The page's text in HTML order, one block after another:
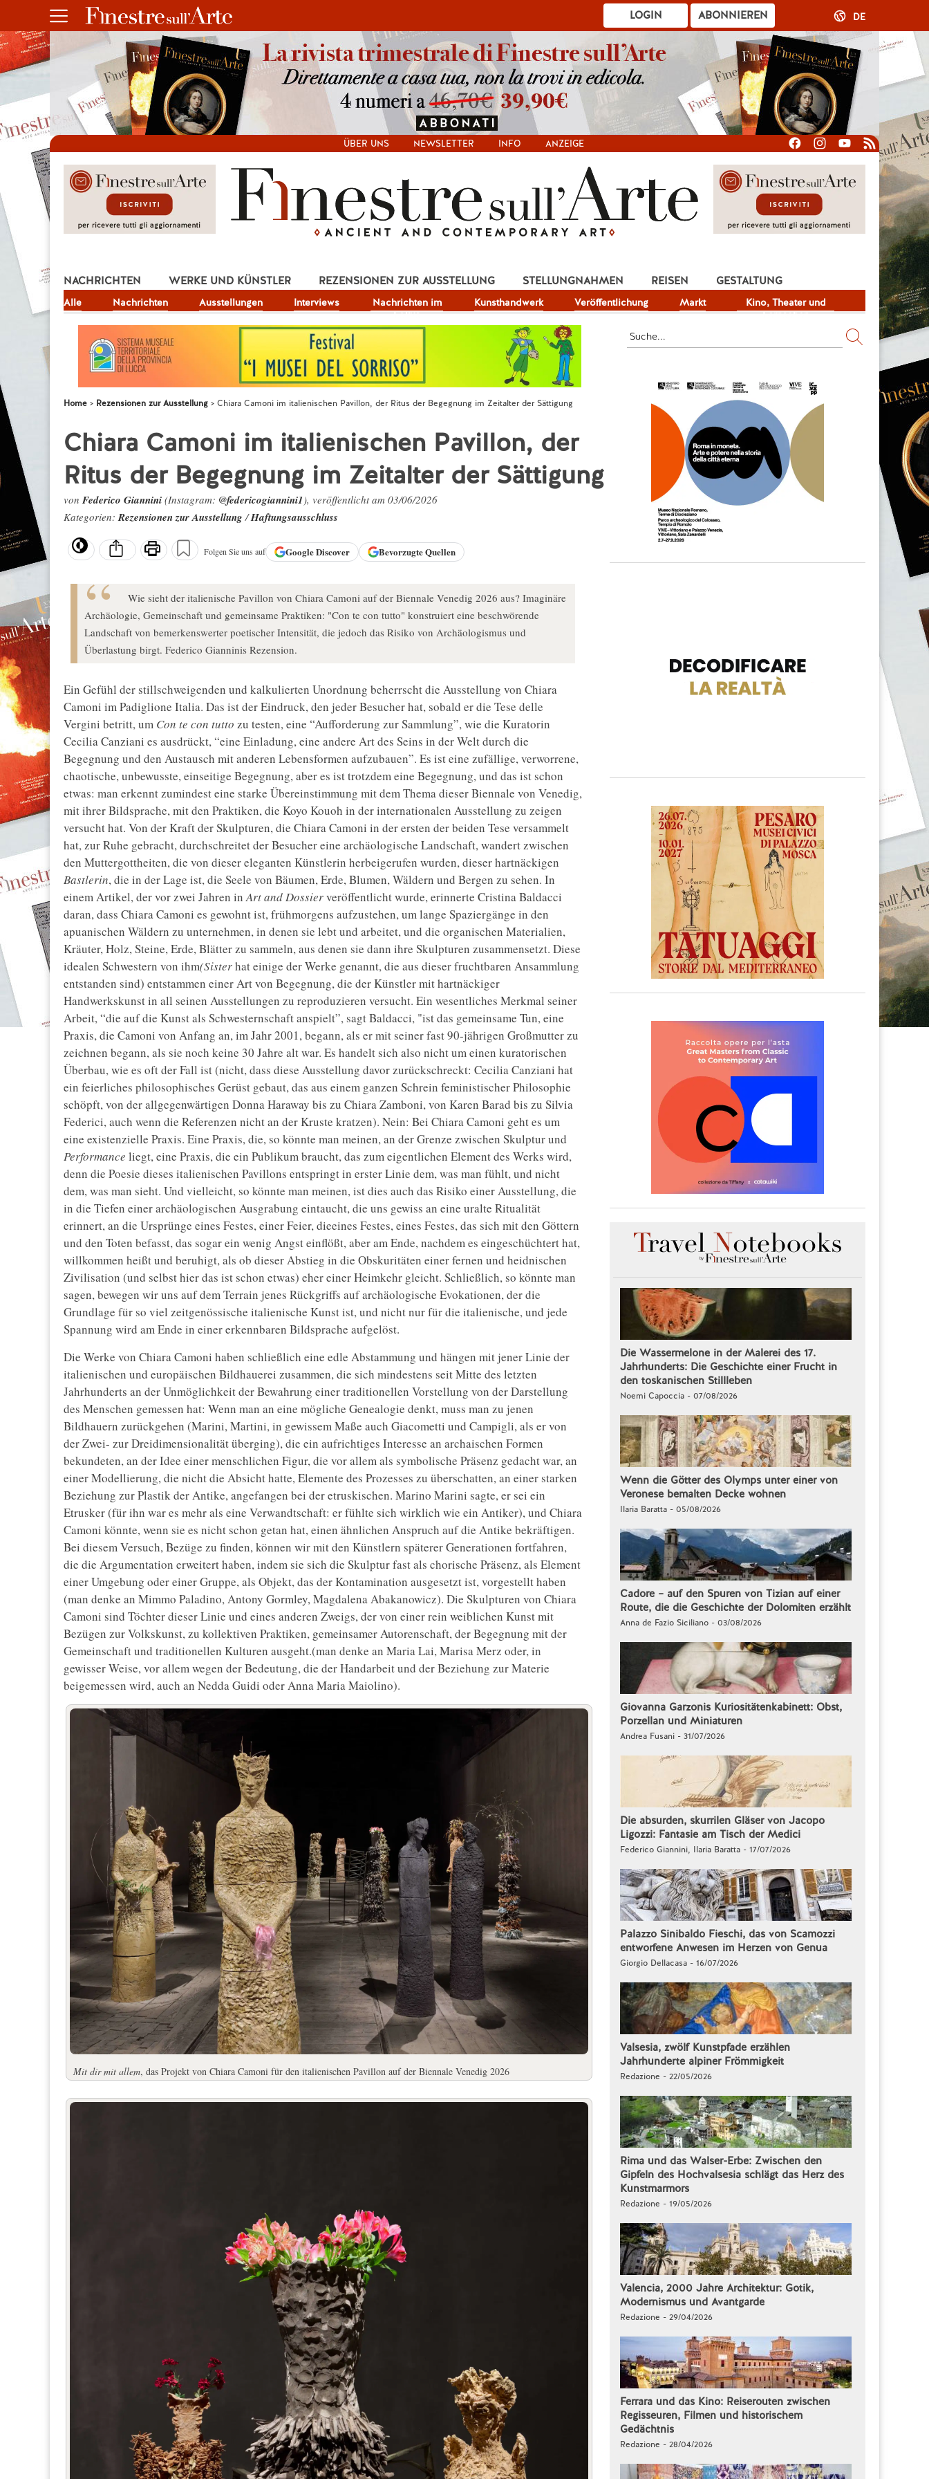
ABONNIEREN
LOGIN DE
ÜBER UNS NEWSLETTER INFO ANZEIGE
NACHRICHTEN
Alle Nachrichten Ausstellungen Interviews
Nachrichten im
Fokus
Kunsthandwerk Veröffentlichung Markt
Kino, Theater und
Fernsehen
WERKE UND KÜNSTLER REZENSIONEN ZUR AUSSTELLUNG STELLUNGNAHMEN REISEN
GESTALTUNG
JOB
Home Rezensionen zur Ausstellung Chiara Camoni im italienischen Pavillon, der Ritus der Begegnung im Zeitalter der Sättigung
Chiara Camoni im italienischen Pavillon, der
Ritus der Begegnung im Zeitalter der Sättigung
von Federico Giannini (Instagram: @federicogiannini1), veröffentlicht am 03/06/2026
Kategorien:Rezensionen zur Ausstellung/Haftungsausschluss
Folgen Sie uns auf GoogleDiscover Bevorzugte Quellen
Wie sieht der italienische Pavillon von Chiara Camoni auf der Biennale Venedig 2026 aus? Imaginäre
Archäologie, Gemeinschaft und gemeinsame Praktiken: "Con te con tutto" konstruiert eine beschwörende
Landschaft von bemerkenswerter poetischer Intensität, die jedoch das Risiko von Archäologismus und
Überlastung birgt. Federico Gianninis Rezension.
Ein Gefühl der stillschweigenden und kalkulierten Unordnung beherrscht die Ausstellung von Chiara
Camoni im Padiglione Italia. Das ist der Eindruck, den jeder Besucher hat, sobald er die Tese delle
Vergini betritt, um Con te con tutto zu testen, eine “Aufforderung zur Sammlung”, wie die Kuratorin
Cecilia Canziani es ausdrückt, “eine Einladung, eine andere Art des Seins in der Welt durch die
Begegnung und den Austausch mit anderen Lebensformen aufzubauen”. Es ist eine zufällige, verworrene,
chaotische, unbewusste, einseitige Begegnung, aber es ist trotzdem eine Begegnung, und das ist schon
etwas: man erkennt zumindest eine starke Übereinstimmung mit dem Thema dieser Biennale von Venedig,
mit ihrer Bildsprache, mit den Praktiken, die Koyo Kouoh in der internationalen Ausstellung zu zeigen
versucht hat. Von der Kraft der Skulpturen, die Chiara Camoni in der ersten der beiden Tese versammelt
hat, zur Ruhe gebracht, durchschreitet der Besucher eine archäologische Landschaft, wandert zwischen
den Muttergottheiten, die von dieser eleganten Künstlerin herbeigerufen wurden, dieser hartnäckigen
Bastlerin, die in der Lage ist, die Seele von Bäumen, Erde, Blumen, Wäldern und Bergen zu sehen. In
einem Artikel, der vor zwei Jahren inArt and Dossierveröffentlicht wurde, erinnerte Cristina Baldacci
daran, dass Chiara Camoni es gewohnt ist, frühmorgens aufzustehen, um lange Spaziergänge in den
apuanischen Wäldern zu unternehmen, in denen sie lebt und arbeitet, und die organischen Materialien,
Kräuter, Holz, Steine, Erde, Blätter zu sammeln, aus denen sie dann ihre Skulpturen zusammensetzt. Diese
idealen Schwestern von ihm(Sisterhat einige der Werke genannt, die aus dieser fruchtbaren Ansammlung
entstanden sind) entstammen einer Art von Begegnung, die der Künstler mit hartnäckiger
Handwerkskunst in all seinen Ausstellungen zu reproduzieren versucht. Ein wesentliches Merkmal seiner
Arbeit, “die auf die Kunst als Schwesternschaft anspielt”, sagt Baldacci, "ist das gemeinsame Tun, eine
Praxis, die Camoni von Anfang an, im Jahr 2001, begann, als er mit seiner fast 90-jährigen Großmutter zu
zeichnen begann, als sie noch keine 30 Jahre alt war. Es handelt sich also nicht um einen kuratorischen
Überbau, wie es oft der Fall ist (nicht, dass diese Ausstellung davor zurückschreckt: Cecilia Canziani hat
ein feierliches philosophisches Gerüst gebaut, das aus einem ganzen Schrein feministischer Philosophie
schöpft, von der allgegenwärtigen Donna Haraway bis zu Chiara Zamboni, von Karen Barad bis zu Silvia
Federici, auch wenn die Referenzen nicht an der Kruste kratzen). Nein: Bei Chiara Camoni geht es um
eine existenzielle Praxis. Eine Praxis, die, so könnte man meinen, an der Grenze zwischen Skulptur und
Performance liegt, eine Praxis, die ein Publikum braucht, das zum eigentlichen Element des Werks wird,
denn die Poesie dieses italienischen Pavillons entspringt in erster Linie dem, was man fühlt, und nicht
dem, was man sieht. Und vielleicht, so könnte man meinen, ist dies auch das Risiko einer Ausstellung, die
in die Tiefen einer archäologischen Ausgrabung eintaucht, die uns gewiss an eine uralte Ritualität
erinnert, an die Ursprünge eines Festes, einer Feier, dieeines Festes, eines Festes, das sich mit den Göttern
und den Toten befasst, das sogar ein wenig Angst einflößt, aber am Ende, nachdem es eingeschüchtert hat,
willkommen heißt und beruhigt, als ob dieser Abstieg in die Obskuritäten einer fernen und heidnischen
Zivilisation (und selbst hier das ist schon etwas) eher einer Heimkehr gleicht. Schließlich, so könnte man
sagen, bewegen wir uns auf dem Terrain jenes Rückgriffs auf archäologische Evokationen, der die
Grundlage für so viel zeitgenössische italienische Kunst ist, und nicht nur für die italienische, und jede
Spannung wird am Ende in einer erkennbaren Bildsprache aufgelöst.
Die Werke von Chiara Camoni haben schließlich eine edle Abstammung und hängen mit jener Linie der
italienischen und europäischen Bildhauerei zusammen, die sich mindestens seit Mitte des letzten
Jahrhunderts an der Unmöglichkeit der Bewahrung einer traditionellen Vorstellung von der Darstellung
des Menschen gemessen hat: Wenn man an eine mögliche Genealogie denkt, muss man zu jenen
Bildhauern zurückgehen (Marini, Martini, in gewissem Maße auch Giacometti und Campigli, als er von
der Zwei- zur Dreidimensionalität überging), die ein aufrichtiges Interesse an archaischen Formen
bekundeten, an der Idee einer menschlichen Figur, die vor allem als symbolische Präsenz gedacht war, an
einer Modellierung, die nicht die Absicht hatte, Elemente des Prozesses zu überschatten, an einer starken
Beziehung zur Plastik der Antike, angefangen bei der etruskischen. Marino Marini sagte, er sei ein
Etrusker (für ihn war es mehr als eine Verwandtschaft: er fühlte sich wirklich wie ein Antiker), und Chiara
Camoni könnte, wenn sie es nicht schon getan hat, einen ähnlichen Anspruch auf die Antike bekräftigen.
Bei diesem Versuch, Bezüge zu finden, können wir mit den Künstlern späterer Generationen fortfahren,
die die Argumentation erweitert haben, indem sie sich die Skulptur fast als chorische Präsenz, als Element
einer Umgebung oder einer Gruppe, als Objekt, das der Kontamination ausgesetzt ist, vorgestellt haben
(man denke an Mimmo Paladino, Antony Gormley, Magdalena Abakanowicz). Die Skulpturen von Chiara
Camoni sind Töchter dieser Linie und eines anderen Zweigs, der von einer rein weiblichen Kunst mit
Bezügen zur Volkskunst, zu kollektiven Praktiken, gemeinsamer Autorenschaft, der Begegnung mit der
Gemeinschaft und traditionellen Kulturen ausgeht.(man denke an Maria Lai, Marisa Merz oder, in
gewisser Weise, vor allem wegen der Bedeutung, die der Handarbeit und der Beziehung zur Materie
beigemessen wird, auch an Nedda Guidi oder Anna Maria Maiolino).
Mit dir mit allem, das Projekt von Chiara Camoni für den italienischen Pavillon auf der Biennale Venedig 2026
Die Wassermelone in der Malerei des 17.
Jahrhunderts: Die Geschichte einer Frucht in
den toskanischen Stillleben
Noemi Capoccia - 07/08/2026
Wenn die Götter des Olymps unter einer von
Veronese bemalten Decke wohnen
Ilaria Baratta - 05/08/2026
Cadore – auf den Spuren von Tizian auf einer
Route, die die Geschichte der Dolomiten erzählt
Anna de Fazio Siciliano - 03/08/2026
Giovanna Garzonis Kuriositätenkabinett: Obst,
Porzellan und Miniaturen
Andrea Fusani - 31/07/2026
Die absurden, skurrilen Gläser von Jacopo
Ligozzi: Fantasie am Tisch der Medici
Federico Giannini, Ilaria Baratta - 17/07/2026
Palazzo Sinibaldo Fieschi, das von Scamozzi
entworfene Anwesen im Herzen von Genua
Giorgio Dellacasa - 16/07/2026
Valsesia, zwölf Kunstpfade erzählen
Jahrhunderte alpiner Frömmigkeit
Redazione - 22/05/2026
Rima und das Walser-Erbe: Zwischen den
Gipfeln des Hochvalsesia schlägt das Herz des
Kunstmarmors
Redazione - 19/05/2026
Valencia, 2000 Jahre Architektur: Gotik,
Modernismus und Avantgarde
Redazione - 29/04/2026
Ferrara und das Kino: Reiserouten zwischen
Regisseuren, Filmen und historischem
Gedächtnis
Redazione - 28/04/2026